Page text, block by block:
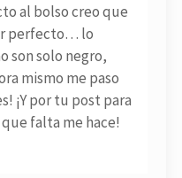
al bolso creo que
perfecto… lo
son solo negro,
mismo me paso
¡Y por tu post para
falta me hace!